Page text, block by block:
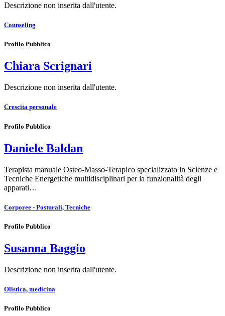
Descrizione non inserita dall'utente.
Counseling
Profilo Pubblico
Chiara Scrignari
Descrizione non inserita dall'utente.
Crescita personale
Profilo Pubblico
Daniele Baldan
Terapista manuale Osteo-Masso-Terapico specializzato in Scienze e
Tecniche Energetiche multidisciplinari per la funzionalità degli
apparati…
Corporee - Posturali, Tecniche
Profilo Pubblico
Susanna Baggio
Descrizione non inserita dall'utente.
Olistica, medicina
Profilo Pubblico